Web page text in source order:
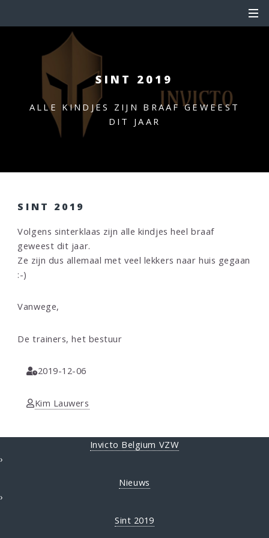
SINT 2019
ALLE KINDJES ZIJN BRAAF GEWEEST
DIT JAAR
SINT 2019
Volgens sinterklaas zijn alle kindjes heel braaf
geweest dit jaar.
Ze zijn dus allemaal met veel lekkers naar huis gegaan
:-)
Vanwege,
De trainers, het bestuur
2019-12-06
Kim Lauwers
Invicto Belgium VZW
›
Nieuws
›
Sint 2019